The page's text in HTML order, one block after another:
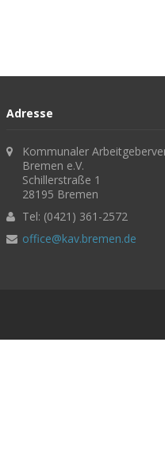
Adresse
Kommunaler
Bremen e.V.
Schillerstraße 1
28195 Bremen
Tel: (0421) 361-2572
office@kav.bremen.de